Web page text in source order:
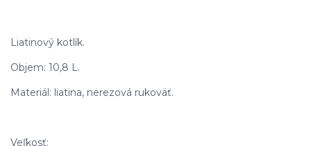
Liatinový kotlík.
Objem: 10,8 L.
Materiál: liatina, nerezová rukoväť.
Veľkosť: